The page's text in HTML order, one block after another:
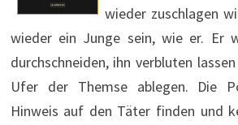
wieder zuschlagen
wieder ein Junge sein, wie er. Er
durchschneiden, ihn verbluten
Ufer der Themse ablegen. Die
Hinweis auf den Täter finden und